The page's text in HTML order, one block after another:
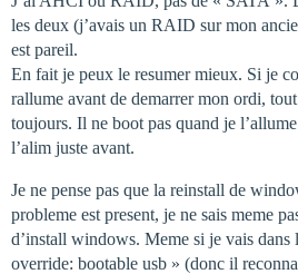
les deux (j’avais un RAID sur mon
est pareil.
En fait je peux le resumer mieux. Si je
rallume avant de demarrer mon ordi,
toujours. Il ne boot pas quand je
l’alim juste avant.
Je ne pense pas que la reinstall de
probleme est present, je ne sais meme
d’install windows. Meme si je vais dans
override: bootable usb » (donc il